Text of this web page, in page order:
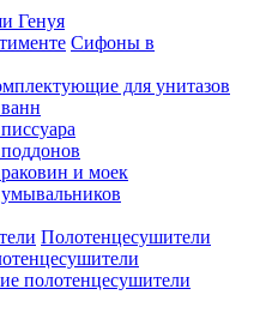
Генуя
Сифоны в
для унитазов
и моек
Полотенцесушители
полотенцесушители